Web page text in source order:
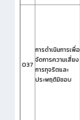
O37
การดำเนินการเพื่อ
จัดการความเสี่ยง
การทุจริตและ
ประพฤติมิชอบ